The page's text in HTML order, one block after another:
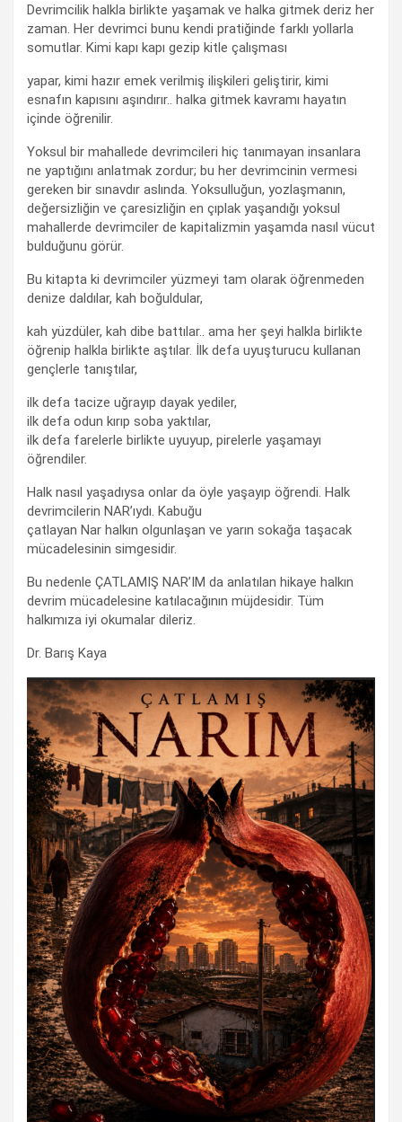
Devrimcilik halkla birlikte yaşamak ve halka gitmek deriz her
zaman. Her devrimci bunu kendi pratiğinde farklı yollarla
somutlar. Kimi kapı kapı gezip kitle çalışması
yapar, kimi hazır emek verilmiş ilişkileri geliştirir, kimi
esnafın kapısını aşındırır.. halka gitmek kavramı hayatın
içinde öğrenilir.
Yoksul bir mahallede devrimcileri hiç tanımayan insanlara
ne yaptığını anlatmak zordur; bu her devrimcinin vermesi
gereken bir sınavdır aslında. Yoksulluğun, yozlaşmanın,
değersizliğin ve çaresizliğin en çıplak yaşandığı yoksul
mahallerde devrimciler de kapitalizmin yaşamda nasıl vücut
bulduğunu görür.
Bu kitapta ki devrimciler yüzmeyi tam olarak öğrenmeden
denize daldılar, kah boğuldular,
kah yüzdüler, kah dibe battılar.. ama her şeyi halkla birlikte
öğrenip halkla birlikte aştılar. İlk defa uyuşturucu kullanan
gençlerle tanıştılar,
ilk defa tacize uğrayıp dayak yediler,
ilk defa odun kırıp soba yaktılar,
ilk defa farelerle birlikte uyuyup, pirelerle yaşamayı
öğrendiler.
Halk nasıl yaşadıysa onlar da öyle yaşayıp öğrendi. Halk
devrimcilerin NAR’ıydı. Kabuğu
çatlayan Nar halkın olgunlaşan ve yarın sokağa taşacak
mücadelesinin simgesidir.
Bu nedenle ÇATLAMIŞ NAR’IM da anlatılan hikaye halkın
devrim mücadelesine katılacağının müjdesidir. Tüm
halkımıza iyi okumalar dileriz.
Dr. Barış Kaya